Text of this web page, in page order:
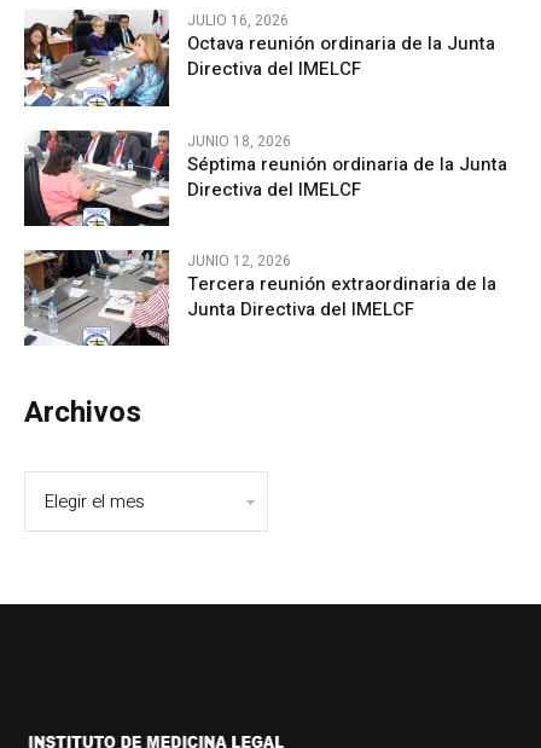
JULIO 16, 2026
Octava reunión ordinaria de la Junta
Directiva del IMELCF
JUNIO 18, 2026
Séptima reunión ordinaria de la Junta
Directiva del IMELCF
JUNIO 12, 2026
Tercera reunión extraordinaria de la
Junta Directiva del IMELCF
Archivos